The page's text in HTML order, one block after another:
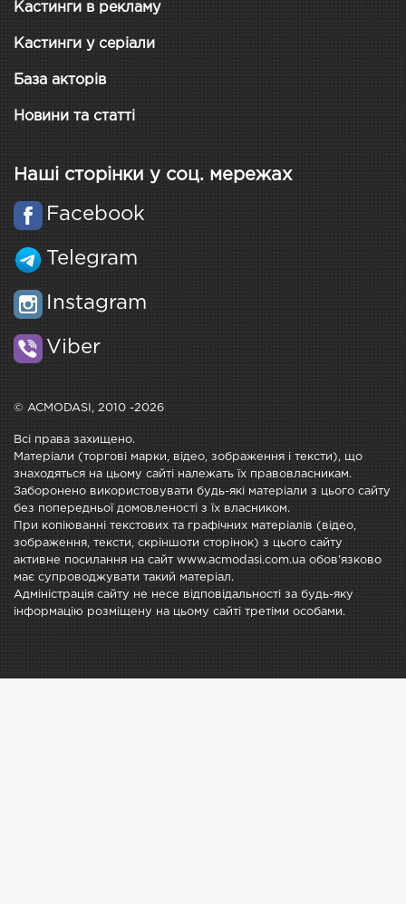
Кастинги в рекламу
Кастинги у серіали
База акторів
Новини та статті
Наші сторінки у соц. мережах
Facebook
Telegram
Instagram
Viber
© ACMODASI, 2010 -2026
Всі права захищено.
Матеріали (торгові марки, відео, зображення і тексти), що
знаходяться на цьому сайті належать їх правовласникам.
Заборонено використовувати будь-які матеріали з цього сайту
без попередньої домовленості з їх власником.
При копіюванні текстових та графічних матеріалів (відео,
зображення, тексти, скріншоти сторінок) з цього сайту
активне посилання на сайт www.acmodasi.com.ua обов'язково
має супроводжувати такий матеріал.
Адміністрація сайту не несе відповідальності за будь-яку
інформацію розміщену на цьому сайті третіми особами.